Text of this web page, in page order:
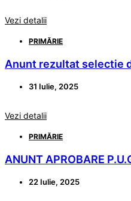
Vezi detalii
PRIMĂRIE
Anunt rezultat selectie
31 Iulie, 2025
Vezi detalii
PRIMĂRIE
ANUNT APROBARE
22 Iulie, 2025